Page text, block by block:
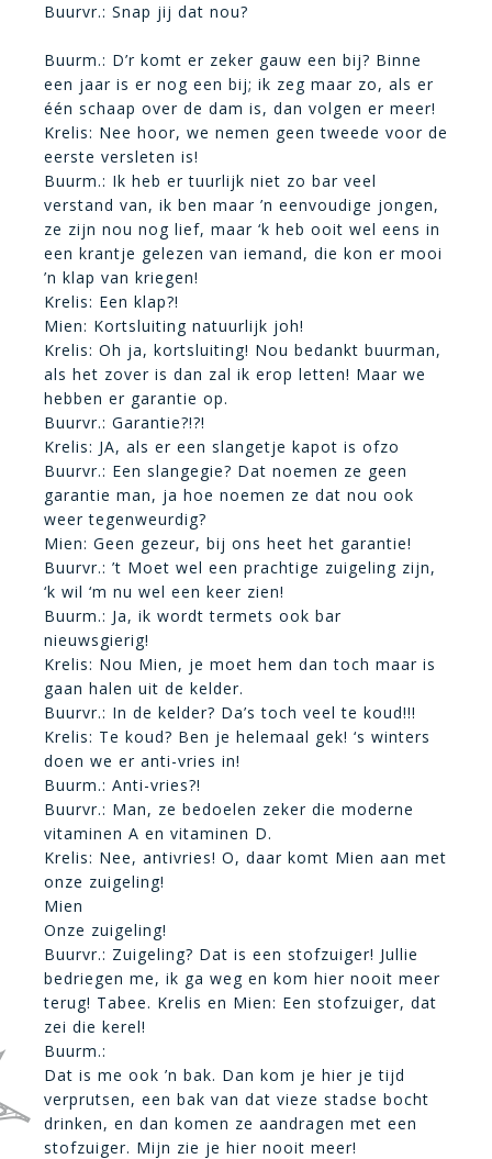
Buurvr.: Snap jij dat nou?
Buurm.: D’r komt er zeker gauw een bij? Binne
een jaar is er nog een bij; ik zeg maar zo, als er
één schaap over de dam is, dan volgen er meer!
Krelis: Nee hoor, we nemen geen tweede voor de
eerste versleten is!
Buurm.: Ik heb er tuurlijk niet zo bar veel
verstand van, ik ben maar ’n eenvoudige jongen,
ze zijn nou nog lief, maar ‘k heb ooit wel eens in
een krantje gelezen van iemand, die kon er mooi
’n klap van kriegen!
Krelis: Een klap?!
Mien: Kortsluiting natuurlijk joh!
Krelis: Oh ja, kortsluiting! Nou bedankt buurman,
als het zover is dan zal ik erop letten! Maar we
hebben er garantie op.
Buurvr.: Garantie?!?!
Krelis: JA, als er een slangetje kapot is ofzo
Buurvr.: Een slangegie? Dat noemen ze geen
garantie man, ja hoe noemen ze dat nou ook
weer tegenweurdig?
Mien: Geen gezeur, bij ons heet het garantie!
Buurvr.: ’t Moet wel een prachtige zuigeling zijn,
‘k wil ‘m nu wel een keer zien!
Buurm.: Ja, ik wordt termets ook bar
nieuwsgierig!
Krelis: Nou Mien, je moet hem dan toch maar is
gaan halen uit de kelder.
Buurvr.: In de kelder? Da’s toch veel te koud!!!
Krelis: Te koud? Ben je helemaal gek! ‘s winters
doen we er anti-vries in!
Buurm.: Anti-vries?!
Buurvr.: Man, ze bedoelen zeker die moderne
vitaminen A en vitaminen D.
Krelis: Nee, antivries! O, daar komt Mien aan met
onze zuigeling!
Mien
Onze zuigeling!
Buurvr.: Zuigeling? Dat is een stofzuiger! Jullie
bedriegen me, ik ga weg en kom hier nooit meer
terug! Tabee. Krelis en Mien: Een stofzuiger, dat
zei die kerel!
Buurm.:
Dat is me ook ’n bak. Dan kom je hier je tijd
verprutsen, een bak van dat vieze stadse bocht
drinken, en dan komen ze aandragen met een
stofzuiger. Mijn zie je hier nooit meer!